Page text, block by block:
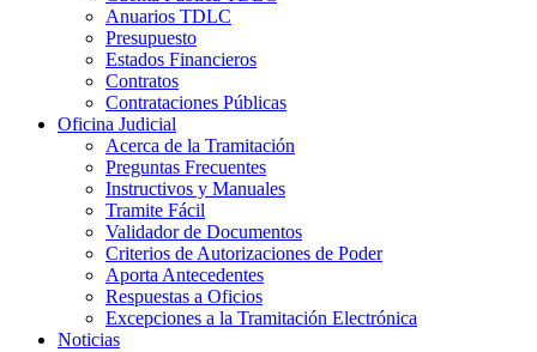
Anuarios TDLC
Presupuesto
Estados Financieros
Contratos
Contrataciones Públicas
Oficina Judicial
Acerca de la Tramitación
Preguntas Frecuentes
Instructivos y Manuales
Tramite Fácil
Validador de Documentos
Criterios de Autorizaciones de Poder
Aporta Antecedentes
Respuestas a Oficios
Excepciones a la Tramitación Electrónica
Noticias